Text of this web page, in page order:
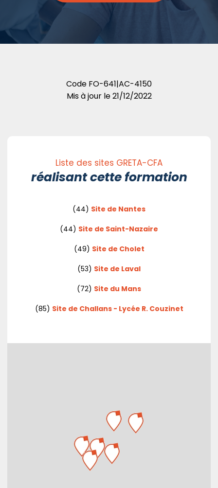
Code FO-641|AC-4150
Mis à jour le21/12/2022
Liste des sites GRETA-CFA
réalisant cette formation
(44) Site de Nantes
(44) Site de Saint-Nazaire
(49) Site de Cholet
(53) Site de Laval
(72) Site du Mans
(85) Site de Challans - Lycée R. Couzinet